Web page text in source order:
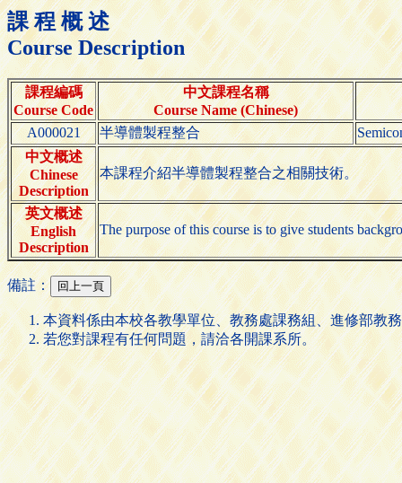
課 程 概 述
Course Description
課程編碼
Course Code
中文課程名稱
Course Name (Chinese)
A000021
半導體製程整合
中文概述
Chinese
Description
本課程介紹半導體製程整合之相關技術。
英文概述
English
Description
The purpose of this course is to give students
備註：
本資料係由本校各教學單位、教務處課務組、進修部教
若您對課程有任何問題，請洽各開課系所。